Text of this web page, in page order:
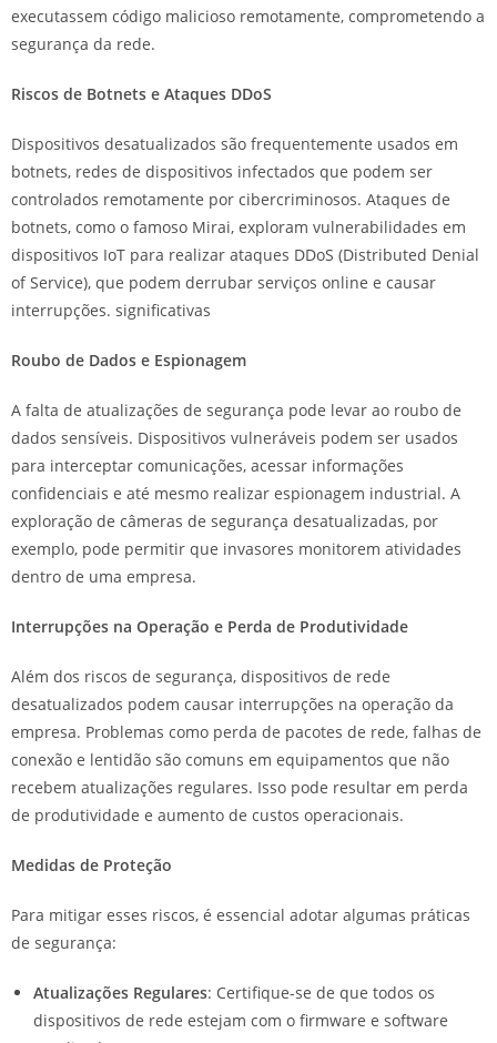
executassem código malicioso remotamente, comprometendo a
segurança da rede.
Riscos de Botnets e Ataques DDoS
Dispositivos desatualizados são frequentemente usados em
botnets, redes de dispositivos infectados que podem ser
controlados remotamente por cibercriminosos. Ataques de
botnets, como o famoso Mirai, exploram vulnerabilidades em
dispositivos IoT para realizar ataques DDoS (Distributed Denial
of Service), que podem derrubar serviços online e causar
interrupções. significativas
Roubo de Dados e Espionagem
A falta de atualizações de segurança pode levar ao roubo de
dados sensíveis. Dispositivos vulneráveis podem ser usados
para interceptar comunicações, acessar informações
confidenciais e até mesmo realizar espionagem industrial. A
exploração de câmeras de segurança desatualizadas, por
exemplo, pode permitir que invasores monitorem atividades
dentro de uma empresa.
Interrupções na Operação e Perda de Produtividade
Além dos riscos de segurança, dispositivos de rede
desatualizados podem causar interrupções na operação da
empresa. Problemas como perda de pacotes de rede, falhas de
conexão e lentidão são comuns em equipamentos que não
recebem atualizações regulares. Isso pode resultar em perda
de produtividade e aumento de custos operacionais.
Medidas de Proteção
Para mitigar esses riscos, é essencial adotar algumas práticas
de segurança:
Atualizações Regulares: Certifique-se de que todos os
dispositivos de rede estejam com o firmware e software